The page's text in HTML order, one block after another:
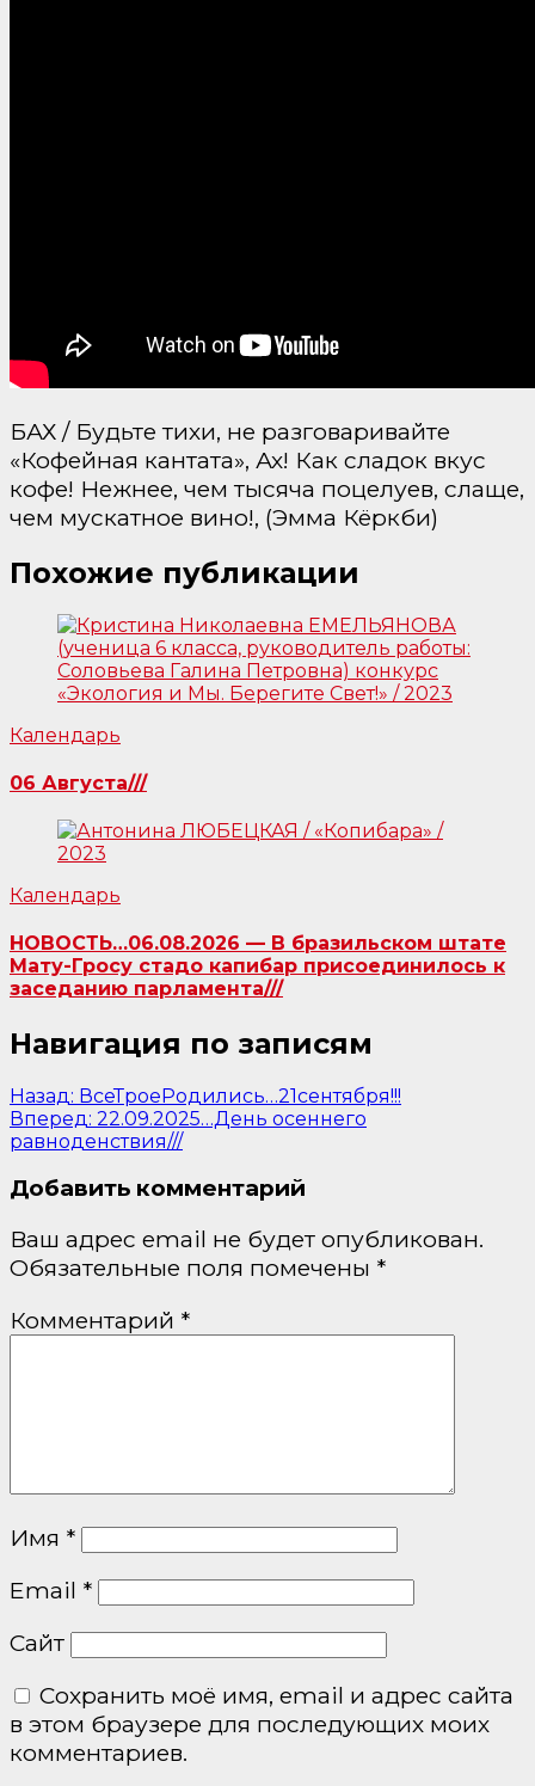
БАХ / Будьте тихи, не разговаривайте
«Кофейная кантата», Ах! Как сладок вкус
кофе! Нежнее, чем тысяча поцелуев, слаще,
чем мускатное вино!, (Эмма Кёркби)
Похожие публикации
Календарь
06 Августа///
Календарь
НОВОСТЬ…06.08.2026 — В бразильском штате
Мату-Гросу стадо капибар присоединилось к
заседанию парламента///
Навигация по записям
Назад: ВсеТроеРодились…21сентября!!!
Вперед: 22.09.2025…День осеннего
равноденствия///
Добавить комментарий
Ваш адрес email не будет опубликован.
Обязательные поля помечены *
Комментарий *
Имя *
Email *
Сайт
Сохранить моё имя, email и адрес сайта
в этом браузере для последующих моих
комментариев.